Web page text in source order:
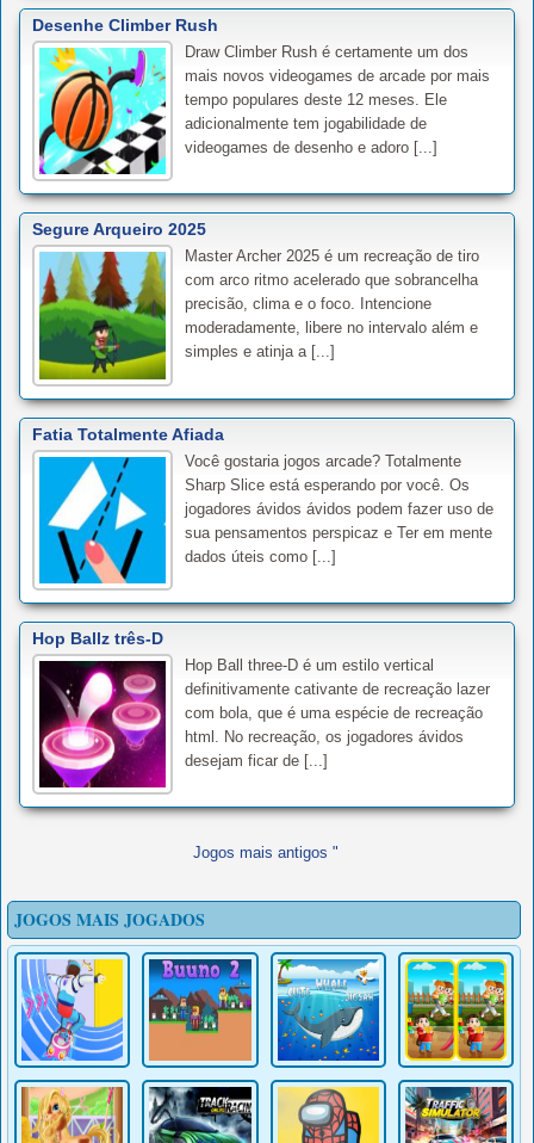
Desenhe Climber Rush
Draw Climber Rush é certamente um dos
mais novos videogames de arcade por mais
tempo populares deste 12 meses. Ele
adicionalmente tem jogabilidade de
videogames de desenho e adoro [...]
Segure Arqueiro 2025
Master Archer 2025 é um recreação de tiro
com arco ritmo acelerado que sobrancelha
precisão, clima e o foco. Intencione
moderadamente, libere no intervalo além e
simples e atinja a [...]
Fatia Totalmente Afiada
Você gostaria jogos arcade? Totalmente
Sharp Slice está esperando por você. Os
jogadores ávidos ávidos podem fazer uso de
sua pensamentos perspicaz e Ter em mente
dados úteis como [...]
Hop Ballz três-D
Hop Ball three-D é um estilo vertical
definitivamente cativante de recreação lazer
com bola, que é uma espécie de recreação
html. No recreação, os jogadores ávidos
desejam ficar de [...]
Jogos mais antigos "
JOGOS MAIS JOGADOS